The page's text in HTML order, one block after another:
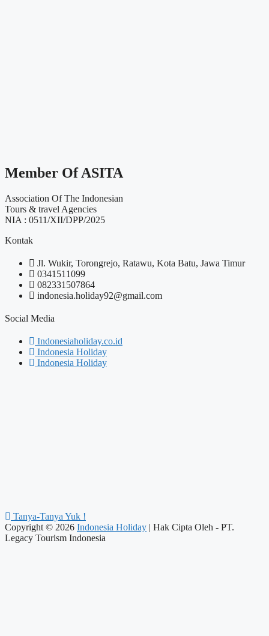
Member Of ASITA
Association Of The Indonesian
Tours & travel Agencies
NIA : 0511/XII/DPP/2025
Kontak
Jl. Wukir, Torongrejo, Ratawu, Kota Batu, Jawa Timur
0341511099
082331507864
indonesia.holiday92@gmail.com
Social Media
Indonesiaholiday.co.id
Indonesia Holiday
Indonesia Holiday
Tanya-Tanya Yuk !
Copyright © 2026 Indonesia Holiday | Hak Cipta Oleh - PT.
Legacy Tourism Indonesia